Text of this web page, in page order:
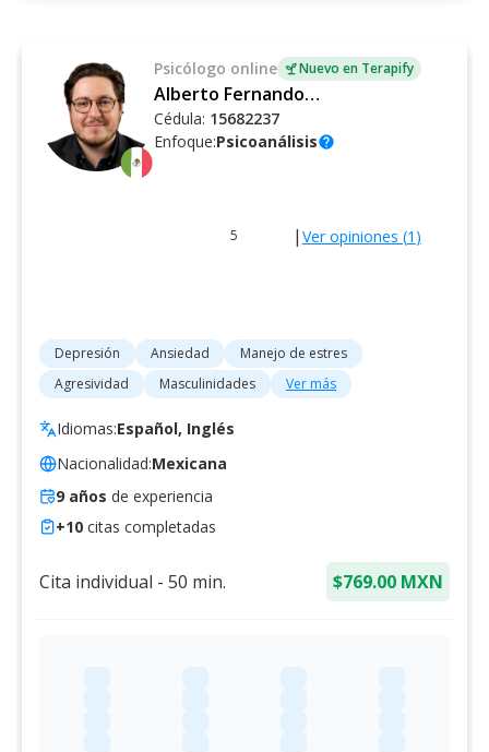
Psicólogo online Nuevo en Terapify
Alberto Fernando Schietekat Soler
Cédula: 15682237
Enfoque:Psicoanálisishelp
5 | Ver opiniones (1 )
Depresión Ansiedad
Manejo de estres
Agresividad
Masculinidades Ver más
Idiomas:Español, Inglés
Nacionalidad:Mexicana
9 años de experiencia
+10 citas completadas
Cita individual - 50 min. $769.00 MXN